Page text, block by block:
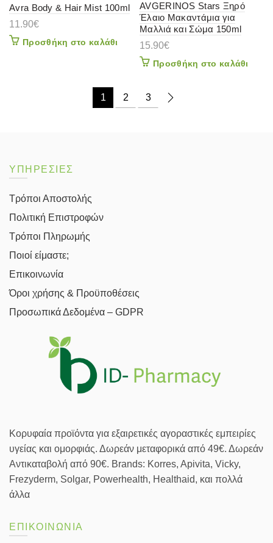
Avra Body & Hair Mist 100ml
11.90€
Προσθήκη στο καλάθι
AVGERINOS Stars Ξηρό
Έλαιο Μακαντάμια για
Μαλλιά και Σώμα 150ml
15.90€
Προσθήκη στο καλάθι
1 2 3
ΥΠΗΡΕΣΙΕΣ
Τρόποι Αποστολής
Πολιτική Επιστροφών
Τρόποι Πληρωμής
Ποιοί είμαστε;
Επικοινωνία
Όροι χρήσης & Προϋποθέσεις
Προσωπικά Δεδομένα – GDPR
Κορυφαία προϊόντα για εξαιρετικές αγοραστικές εμπειρίες
υγείας και ομορφιάς. Δωρεάν μεταφορικά από 49€. Δωρεάν
Αντικαταβολή από 90€. Brands: Korres, Apivita, Vicky,
Frezyderm, Solgar, Powerhealth, Healthaid, και πολλά
άλλα
ΕΠΙΚΟΙΝΩΝΙΑ